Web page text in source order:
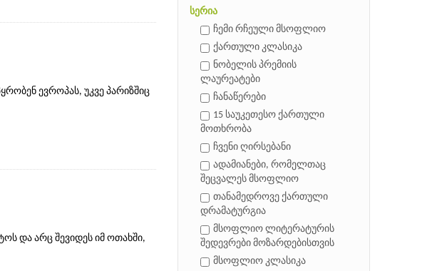
ევროპას, უკვე პარიზშიც
და არც შევიდეს იმ ოთახში,
სერია
ჩემი რჩეული მსოფლიო
ქართული კლასიკა
ნობელის პრემიის
ლაურეატები
ჩანაწერები
15 საუკეთესო ქართული
მოთხრობა
ჩვენი ღირსებანი
ადამიანები, რომელთაც
შეცვალეს მსოფლიო
თანამედროვე ქართული
დრამატურგია
მსოფლიო ლიტერატურის
შედევრები მოზარდებისთვის
მსოფლიო კლასიკა